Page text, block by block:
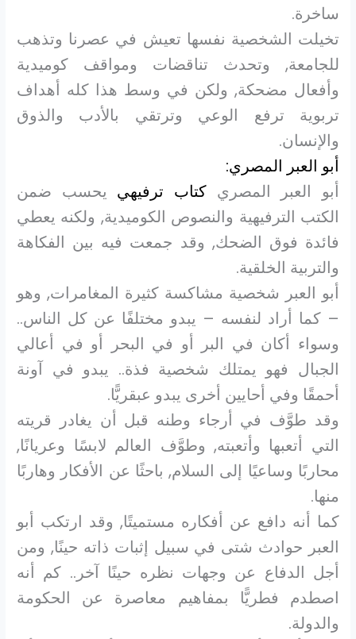
ساخرة.
تخيلت الشخصية نفسها تعيش في عصرنا وتذهب
للجامعة, وتحدث تناقضات ومواقف كوميدية
وأفعال مضحكة, ولكن في وسط هذا كله أهداف
تربوية ترفع الوعي وترتقي بالأدب والذوق
والإنسان.
أبو العبر المصري:
أبو العبر المصري كتاب ترفيهي يحسب ضمن
الكتب الترفيهية والنصوص الكوميدية, ولكنه يعطي
فائدة فوق الضحك, وقد جمعت فيه بين الفكاهة
والتربية الخلقية.
أبو العبر شخصية مشاكسة كثيرة المغامرات, وهو
– كما أراد لنفسه – يبدو مختلفًا عن كل الناس..
وسواء أكان في البر أو في البحر أو في أعالي
الجبال فهو يمتلك شخصية فذة.. يبدو في آونة
أحمقًا وفي أحايين أخرى يبدو عبقريًّا.
وقد طوَّف في أرجاء وطنه قبل أن يغادر قريته
التي أتعبها وأتعبته, وطوَّف العالم لابسًا وعريانًا,
محاربًا وساعيًا إلى السلام, باحثًا عن الأفكار وهاربًا
منها.
كما أنه دافع عن أفكاره مستميتًا, وقد ارتكب أبو
العبر حوادث شتى في سبيل إثبات ذاته حينًا, ومن
أجل الدفاع عن وجهات نظره حينًا آخر.. كم أنه
اصطدم فطريًّا بمفاهيم معاصرة عن الحكومة
والدولة.